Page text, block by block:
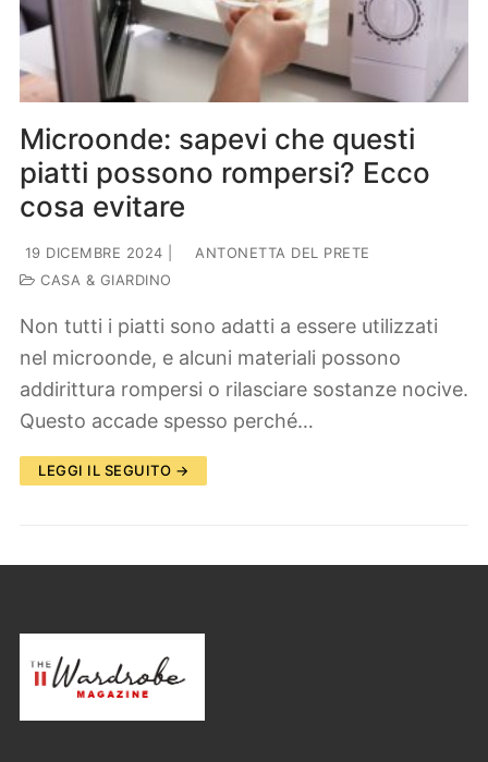
Piante e fiori
Lifestyle
Viaggi
Zodiaco
Microonde: sapevi che questi
piatti possono rompersi? Ecco
cosa evitare
19 DICEMBRE 2024
ANTONETTA DEL PRETE
CASA & GIARDINO
Non tutti i piatti sono adatti a essere utilizzati
nel microonde, e alcuni materiali possono
addirittura rompersi o rilasciare sostanze nocive.
Questo accade spesso perché…
LEGGI IL SEGUITO →